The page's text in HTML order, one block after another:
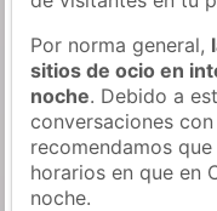
Por norma general,
sitios de ocio en
noche. Debido a
conversaciones
recomendamos
horarios en que en
noche.